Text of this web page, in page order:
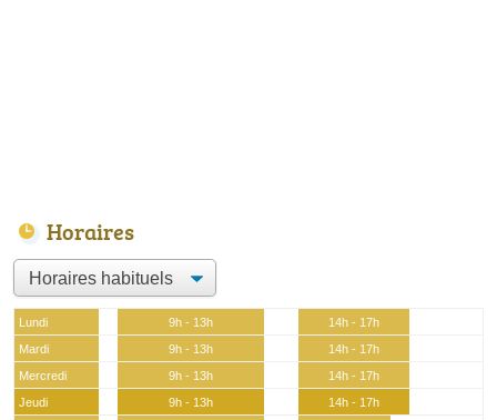
Horaires
Lundi 9h - 13h
14h - 17h
Mardi
9h - 13h
14h - 17h
Mercredi
9h - 13h
14h - 17h
Jeudi
9h - 13h
14h - 17h